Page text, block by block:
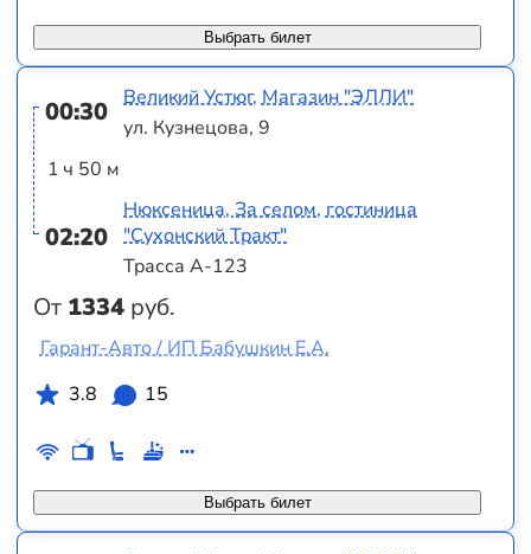
Выбрать билет
00:30
1 ч 50 м
02:20
От 1334 руб.
Великий Устюг, Магазин "ЭЛЛИ"
ул. Кузнецова, 9
Нюксеница, За селом, гостиница
"Сухонский Тракт"
Трасса А-123
Выбрать билет
Гарант-Авто / ИП Бабушкин Е.А.
3.8
15